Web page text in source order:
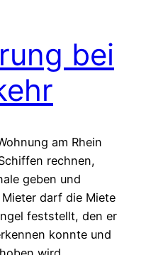
bei
am Rhein
rechnen,
geben und
darf die Miete
feststellt, den er
konnte und